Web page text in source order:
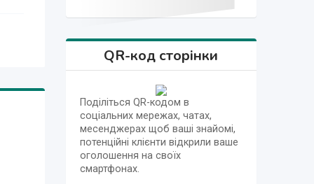
QR-код сторінки
Поділіться QR-кодом в
соціальних мережах, чатах,
месенджерах щоб ваші знайомі,
потенційні клієнти відкрили ваше
оголошення на своїх
смартфонах.